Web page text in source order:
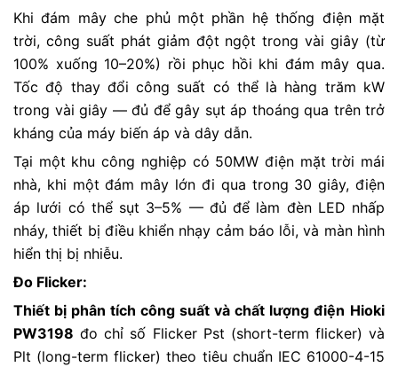
Khi đám mây che phủ một phần hệ thống điện mặt
trời, công suất phát giảm đột ngột trong vài giây (từ
100% xuống 10–20%) rồi phục hồi khi đám mây qua.
Tốc độ thay đổi công suất có thể là hàng trăm kW
trong vài giây — đủ để gây sụt áp thoáng qua trên trở
kháng của máy biến áp và dây dẫn.
Tại một khu công nghiệp có 50MW điện mặt trời mái
nhà, khi một đám mây lớn đi qua trong 30 giây, điện
áp lưới có thể sụt 3–5% — đủ để làm đèn LED nhấp
nháy, thiết bị điều khiển nhạy cảm báo lỗi, và màn hình
hiển thị bị nhiễu.
Đo Flicker:
Thiết bị phân tích công suất và chất lượng điện Hioki
PW3198 đo chỉ số Flicker Pst (short-term flicker) và
Plt (long-term flicker) theo tiêu chuẩn IEC 61000-4-15